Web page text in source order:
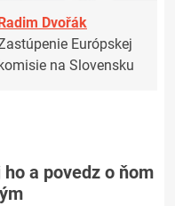
Radim Dvořák
Európskej
komisie na Slovensku
a povedz o ňom